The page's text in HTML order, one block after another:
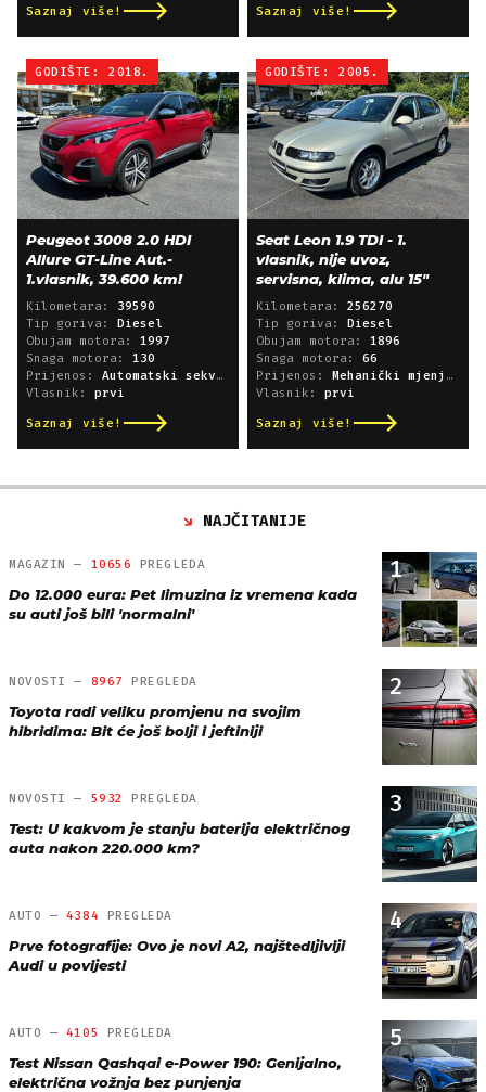
Saznaj više! Saznaj više!
GODIŠTE: 2018.
Peugeot 3008 2.0 HDI
Allure GT-Line Aut.-
1.vlasnik, 39.600 km!
Kilometara: 39590
Tip goriva: Diesel
Obujam motora: 1997
Snaga motora: 130
Prijenos: Automatski sekvencijski
Vlasnik: prvi
Saznaj više!
GODIŠTE: 2005.
Seat Leon 1.9 TDI - 1.
vlasnik, nije uvoz,
servisna, klima, alu 15"
Kilometara: 256270
Tip goriva: Diesel
Obujam motora: 1896
Snaga motora: 66
Prijenos: Mehanički mjenjač
Vlasnik: prvi
Saznaj više!
NAJČITANIJE
1
MAGAZIN — 10656 PREGLEDA
Do 12.000 eura: Pet limuzina iz vremena kada
su auti još bili 'normalni'
2
NOVOSTI — 8967 PREGLEDA
Toyota radi veliku promjenu na svojim
hibridima: Bit će još bolji i jeftiniji
3
NOVOSTI — 5932 PREGLEDA
Test: U kakvom je stanju baterija električnog
auta nakon 220.000 km?
4
AUTO — 4384 PREGLEDA
Prve fotografije: Ovo je novi A2, najštedljiviji
Audi u povijesti
5
AUTO — 4105 PREGLEDA
Test Nissan Qashqai e-Power 190: Genijalno,
električna vožnja bez punjenja